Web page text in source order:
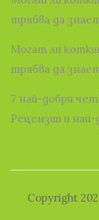
трябва да
Могат ли
трябва да
7 най-добри
Рецензии и най-
Copyright